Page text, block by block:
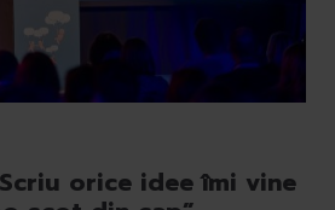
orice idee îmi vine